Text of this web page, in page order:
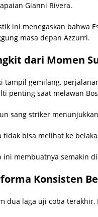
Gianni Rivera.
ini menegaskan bahwa
masa depan Azzurri.
dari Momen
tampil gemilang,
penting saat melawan
sang striker
tidak bisa melihat ke
ini membuatnya semakin
Konsisten
dua laga uji coba terakhir,